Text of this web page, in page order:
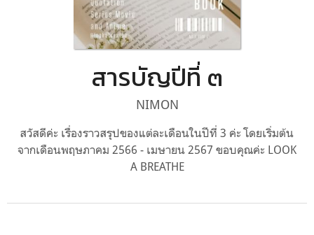
สารบัญปีที่ ๓
NIMON
สวัสดีค่ะ เรื่องราวสรุปของแต่ละเดือนในปีที่ 3 ค่ะ โดยเริ่มต้น
จากเดือนพฤษภาคม 2566 - เมษายน 2567 ขอบคุณค่ะ LOOK
A BREATHE